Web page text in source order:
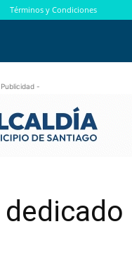
Términos y Condiciones
-